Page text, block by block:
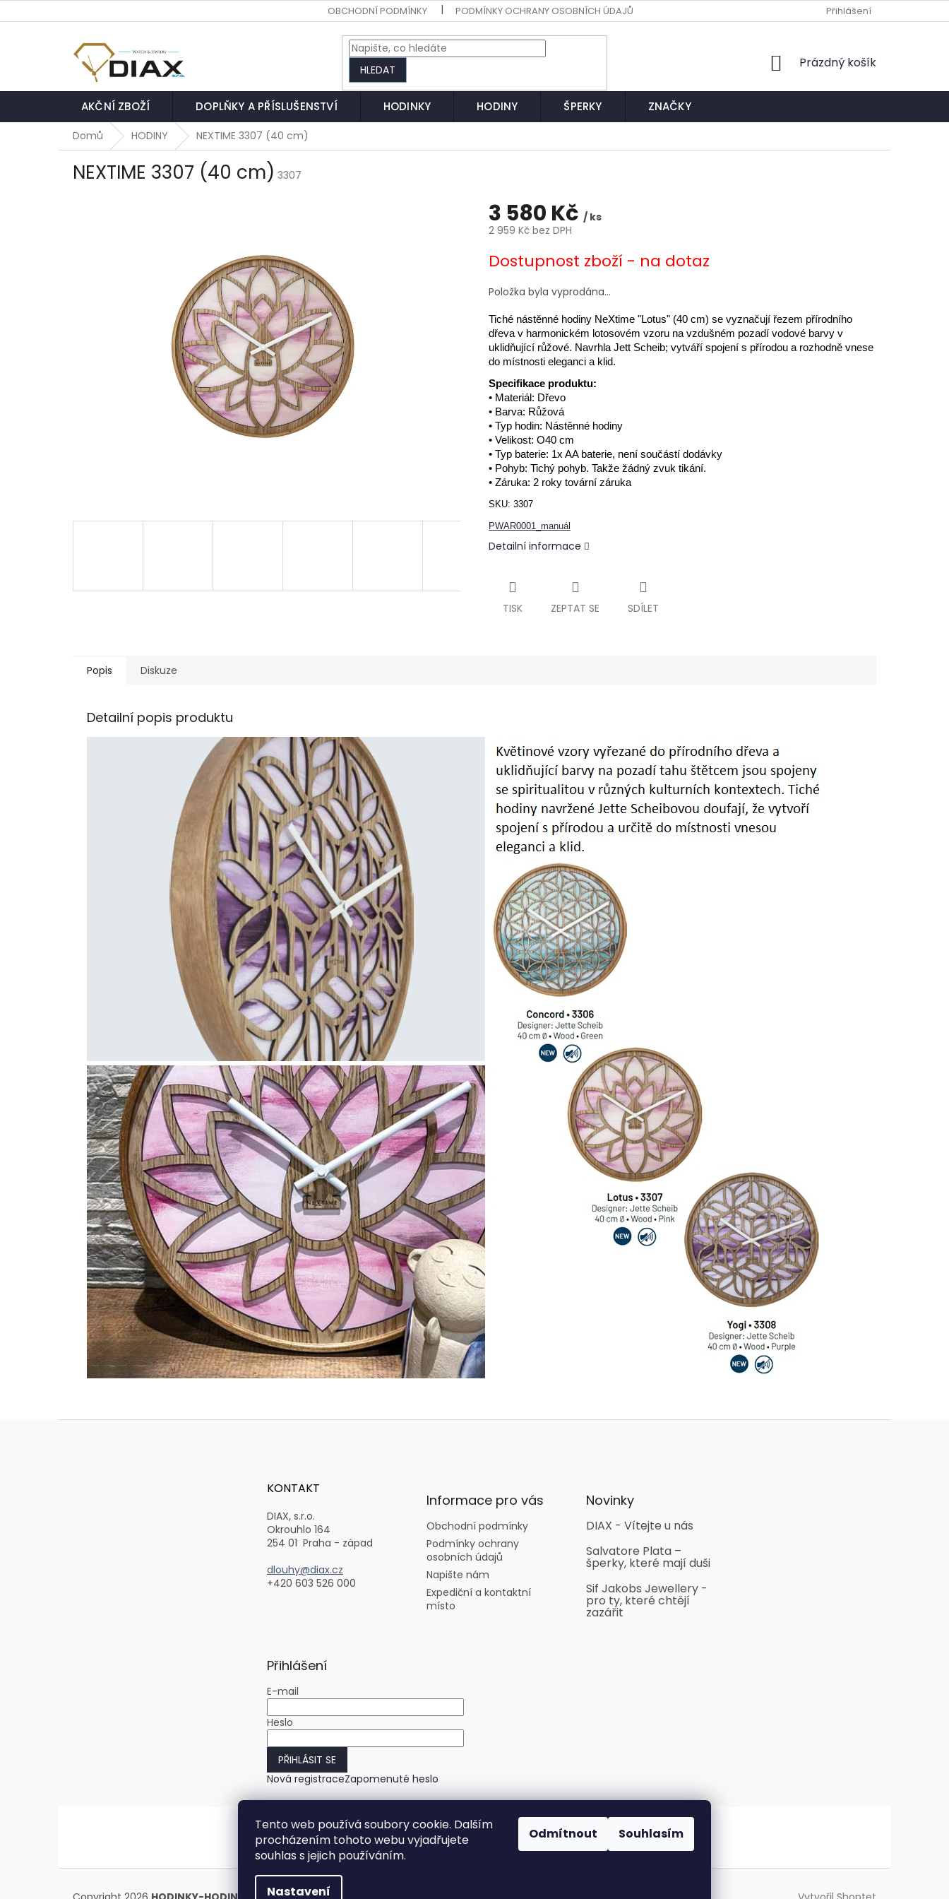
Tento web používá soubory cookie. Dalším
procházením tohoto webu vyjadřujete
souhlas s jejich používáním.
Nastavení
Odmítnout Souhlasím
na
OBCHODNÍ PODMÍNKY PODMÍNKY OCHRANY OSOBNÍCH ÚDAJŮ EXPEDIČNÍ A KONTAKTNÍ MÍSTO
Přihlášení
HLEDAT
NÁKUPNÍ
Prázdný košík
AKČNÍ ZBOŽÍ DOPLŇKY A PŘÍSLUŠENSTVÍ HODINKY HODINY ŠPERKY ZNAČKY
Domů HODINY NEXTIME 3307 (40 cm)
NEXTIME 3307 (40 cm) 3307
3 580 Kč / ks
2 959 Kč bez DPH
cena:
Dostupnost zboží - na dotaz
Položka byla vyprodána…
Tiché nástěnné hodiny NeXtime "Lotus" (40 cm) se vyznačují řezem přírodního
dřeva v harmonickém lotosovém vzoru na vzdušném pozadí vodové barvy v
uklidňující růžové. Navrhla Jett Scheib; vytváří spojení s přírodou a rozhodně vnese
do místnosti eleganci a klid.
Specifikace produktu:
• Materiál: Dřevo
• Barva: Růžová
• Typ hodin: Nástěnné hodiny
• Velikost: O40 cm
• Typ baterie: 1x AA baterie, není součástí dodávky
• Pohyb: Tichý pohyb. Takže žádný zvuk tikání.
• Záruka: 2 roky tovární záruka
SKU: 3307
PWAR0001_manuál
Detailní informace
TISK ZEPTAT SE SDÍLET
Popis Diskuze
Detailní popis produktu
KONTAKT
DIAX, s.r.o.
Okrouhlo 164
254 01 Praha - západ
dlouhy@diax.cz
+420 603 526 000
Informace pro vás
Obchodní podmínky
Podmínky ochrany
osobních údajů
Napište nám
Expediční a kontaktní
místo
Novinky
DIAX - Vítejte u nás
Salvatore Plata –
šperky, které mají duši
Sif Jakobs Jewellery -
pro ty, které chtějí
zazářit
Přihlášení
E-mail
Heslo
PŘIHLÁSIT SE
Nová registraceZapomenuté heslo